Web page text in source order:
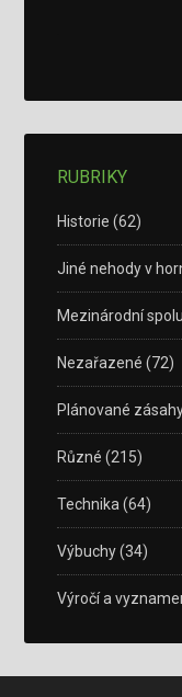
RUBRIKY
Historie (62)
Jiné nehody v
Mezinárodní
Nezařazené (72)
Plánované
Různé (215)
Technika (64)
Výbuchy(34)
Výročí a